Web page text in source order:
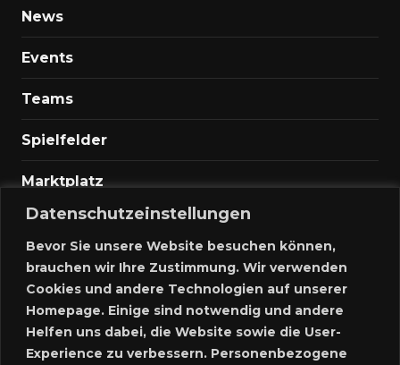
Datenschutzeinstellungen
Bevor Sie unsere Website besuchen können,
brauchen wir Ihre Zustimmung. Wir verwenden
Cookies und andere Technologien auf unserer
Homepage. Einige sind notwendig und andere
Helfen uns dabei, die Website sowie die User-
Experience zu verbessern. Personenbezogene
News
Events
Teams
Spielfelder
Marktplatz
Kontakt
Anmelden
Neues Inserat schalten